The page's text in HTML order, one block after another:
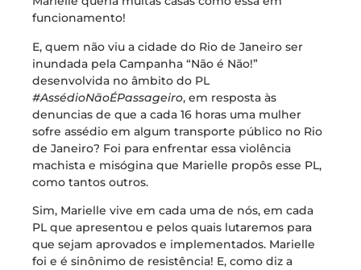
funcionamento!
E, quem não viu a cidade do Rio de Janeiro ser
inundada pela Campanha “Não é Não!”
desenvolvida no âmbito do PL
#AssédioNãoÉPassageiro, em resposta às
denuncias de que a cada 16 horas uma mulher
sofre assédio em algum transporte público no Rio
de Janeiro? Foi para enfrentar essa violência
machista e misógina que Marielle propôs esse PL,
como tantos outros.
Sim, Marielle vive em cada uma de nós, em cada
PL que apresentou e pelos quais lutaremos para
que sejam aprovados e implementados. Marielle
foi e é sinônimo de resistência! E, como diz a